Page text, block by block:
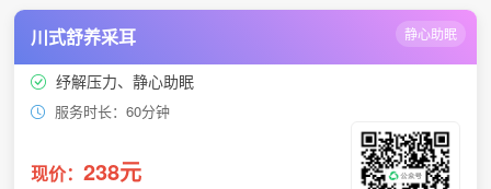
川式舒养采耳 静心助眠
纾解压力、静心助眠
服务时长：60分钟
现价： 238元